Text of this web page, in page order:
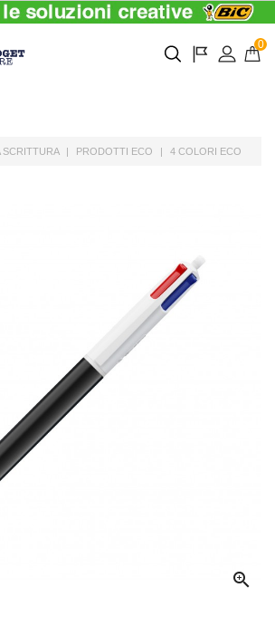
0
SCRITTURA PRODOTTI ECO 4 COLORI ECO
